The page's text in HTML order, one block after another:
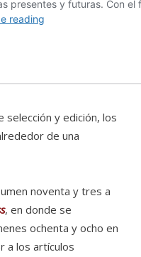
y edición, los
de una
noventa y tres a
, en donde se
ochenta y ocho en
a los artículos